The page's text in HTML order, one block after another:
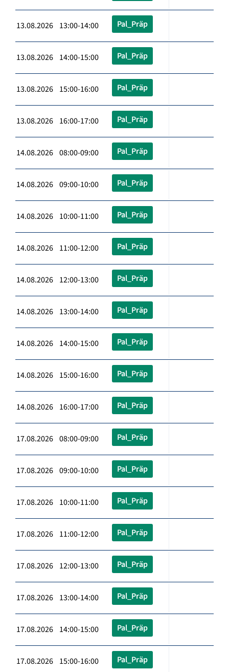
13.08.2026 13:00-14:00 Pal_Präp
13.08.2026 14:00-15:00 Pal_Präp
13.08.2026 15:00-16:00 Pal_Präp
13.08.2026 16:00-17:00 Pal_Präp
14.08.2026 08:00-09:00 Pal_Präp
14.08.2026 09:00-10:00 Pal_Präp
14.08.2026 10:00-11:00 Pal_Präp
14.08.2026 11:00-12:00 Pal_Präp
14.08.2026 12:00-13:00 Pal_Präp
14.08.2026 13:00-14:00 Pal_Präp
14.08.2026 14:00-15:00 Pal_Präp
14.08.2026 15:00-16:00 Pal_Präp
14.08.2026 16:00-17:00 Pal_Präp
17.08.2026 08:00-09:00 Pal_Präp
17.08.2026 09:00-10:00 Pal_Präp
17.08.2026 10:00-11:00 Pal_Präp
17.08.2026 11:00-12:00 Pal_Präp
17.08.2026 12:00-13:00 Pal_Präp
17.08.2026 13:00-14:00 Pal_Präp
17.08.2026 14:00-15:00 Pal_Präp
17.08.2026 15:00-16:00 Pal_Präp